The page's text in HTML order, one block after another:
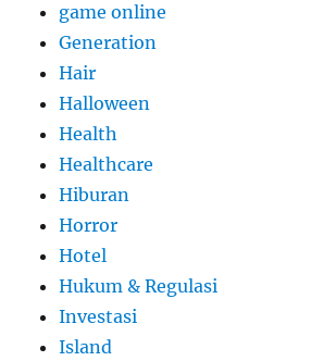
game online
Generation
Hair
Halloween
Health
Healthcare
Hiburan
Horror
Hotel
Hukum & Regulasi
Investasi
Island